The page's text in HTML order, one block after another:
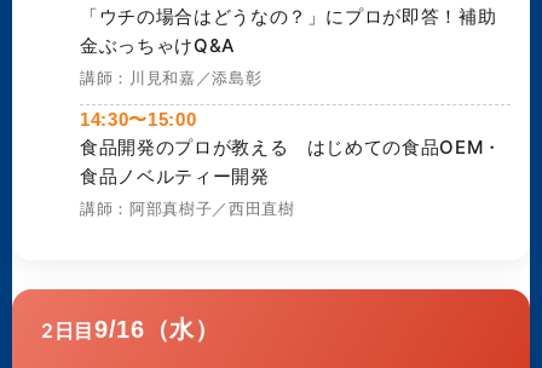
「ウチの場合はどうなの？」にプロが即答！補助
金ぶっちゃけQ&A
講師：川見和嘉／添島彰
14:30〜15:00
食品開発のプロが教える はじめての食品OEM・
食品ノベルティー開発
講師：阿部真樹子／西田直樹
2日目9/16（水）